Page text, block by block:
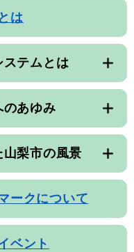
は
ステムとは
のあゆみ
梨市の風景
ークについて
ベント